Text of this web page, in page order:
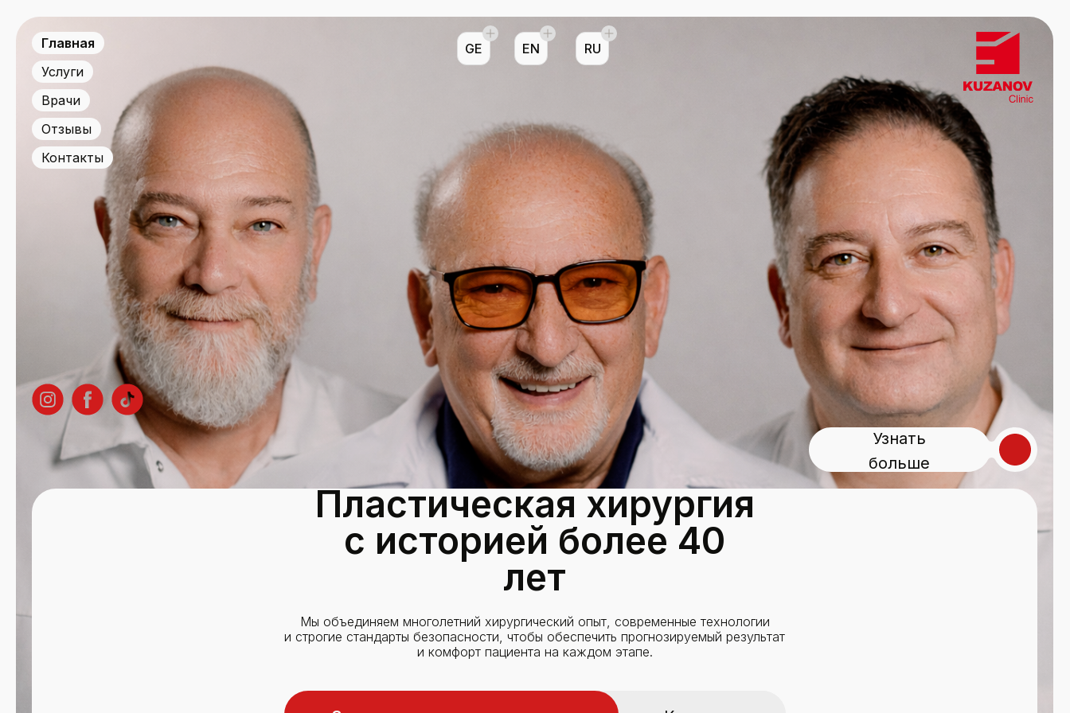
Контакты
Отзывы
Врачи
Услуги
Главная
Мы объединяем многолетний хирургический опыт, современные технологии
и строгие стандарты безопасности, чтобы обеспечить прогнозируемый результат
и комфорт пациента на каждом этапе.
Пластическая хирургия
с историей более 40
лет
Узнать
больше
GE EN RU